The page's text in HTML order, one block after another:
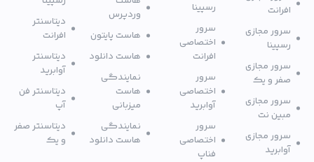
افرانت
سرور مجازی
رسپینا
سرور مجازی
صفر و یک
سرور مجازی
مبین نت
سرور مجازی
آوابرید
رسپینا
سرور
اختصاصی
افرانت
سرور
اختصاصی
آوابرید
سرور
اختصاصی
فناپ
وردپرس
هاست پایتون
هاست دانلود
نمایندگی
هاست
میزبانی
نمایندگی
هاست دانلود
دیتاسنتر
افرانت
دیتاسنتر
آوابرید
دیتاسنتر فن
آپ
دیتاسنتر صفر
و یک